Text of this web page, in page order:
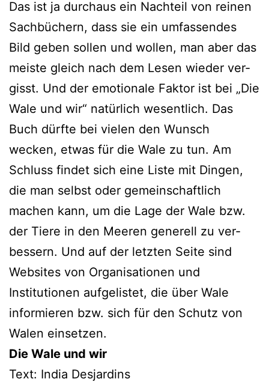
Das ist ja durch­aus ein Nachteil von rei­nen
Sachbüchern, dass sie ein umfas­sen­des
Bild geben sol­len und wol­len, man aber das
meis­te gleich nach dem Lesen wie­der ver­
gisst. Und der emo­tio­na­le Faktor ist bei „Die
Wale und wir“ natür­lich wesent­lich. Das
Buch dürf­te bei vie­len den Wunsch
wecken, etwas für die Wale zu tun. Am
Schluss fin­det sich eine Liste mit Dingen,
die man selbst oder gemein­schaft­lich
machen kann, um die Lage der Wale bzw.
der Tiere in den Meeren gene­rell zu ver­
bes­sern. Und auf der letz­ten Seite sind
Websites von Organisationen und
Institutionen auf­ge­lis­tet, die über Wale
infor­mie­ren bzw. sich für den Schutz von
Walen einsetzen.
Die Wale und wir
Text: India Desjardins